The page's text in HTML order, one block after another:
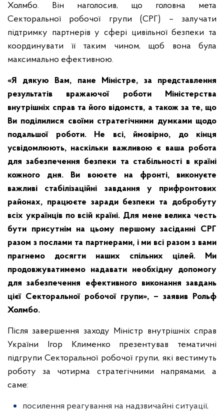
Холмбо. Він наголосив, що головна мета
Секторальної робочої групи (СРГ) – залучати
підтримку партнерів у сфері цивільної безпеки та
координувати її таким чином, щоб вона була
максимально ефективною.
«Я дякую Вам, пане Міністре, за представлення
результатів вражаючої роботи Міністерства
внутрішніх справ та його відомств, а також за те, що
Ви поділилися своїми стратегічними думками щодо
подальшої роботи. Не всі, ймовірно, до кінця
усвідомлюють, наскільки важливою є ваша робота
для забезпечення безпеки та стабільності в країні
кожного дня. Ви воюєте на фронті, виконуєте
важливі стабілізаційні завдання у прифронтових
районах, працюєте заради безпеки та добробуту
всіх українців по всій країні. Для мене велика честь
бути присутнім на цьому першому засіданні СРГ
разом з послами та партнерами, і ми всі разом з вами
прагнемо досягти наших спільних цілей. Ми
продовжуватимемо надавати необхідну допомогу
для забезпечення ефективного виконання завдань
цієї Секторальної робочої групи», – заявив Рольф
Холмбо.
Після завершення заходу Міністр внутрішніх справ
України Ігор Клименко презентував тематичні
підгрупи Секторальної робочої групи, які вестимуть
роботу за чотирма стратегічними напрямами, а
саме:
посилення реагування на надзвичайні ситуації,